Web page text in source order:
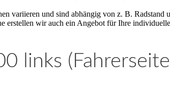
variieren und sind abhängig von z. B.
erstellen wir auch ein Angebot für Ihre
links